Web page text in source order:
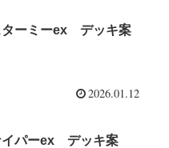
ターミーex デッキ案
2026.01.12
イパーex デッキ案